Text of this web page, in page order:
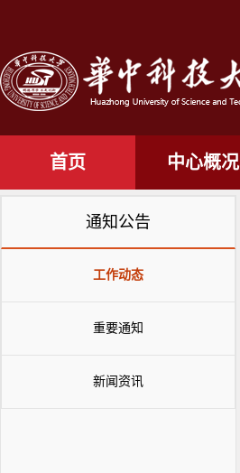
首页 中心概况
通知公告
工作动态
重要通知
新闻资讯